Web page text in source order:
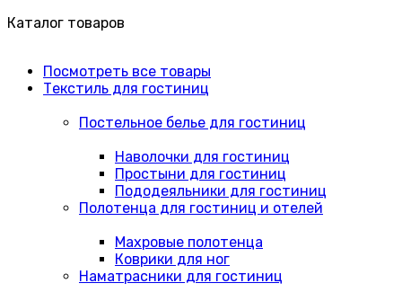
Каталог товаров
Посмотреть все товары
Текстиль для гостиниц
Постельное белье для гостиниц
Наволочки для гостиниц
Простыни для гостиниц
Пододеяльники для гостиниц
Полотенца для гостиниц и отелей
Махровые полотенца
Коврики для ног
Наматрасники для гостиниц